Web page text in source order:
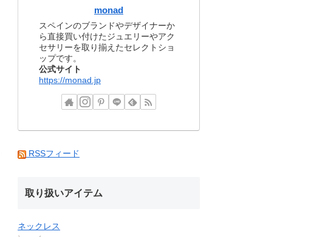
monad
スペインのブランドやデザイナーか
ら直接買い付けたジュエリーやアク
セサリーを取り揃えたセレクトショ
ップです。
公式サイト
https://monad.jp
RSSフィード
取り扱いアイテム
ネックレス